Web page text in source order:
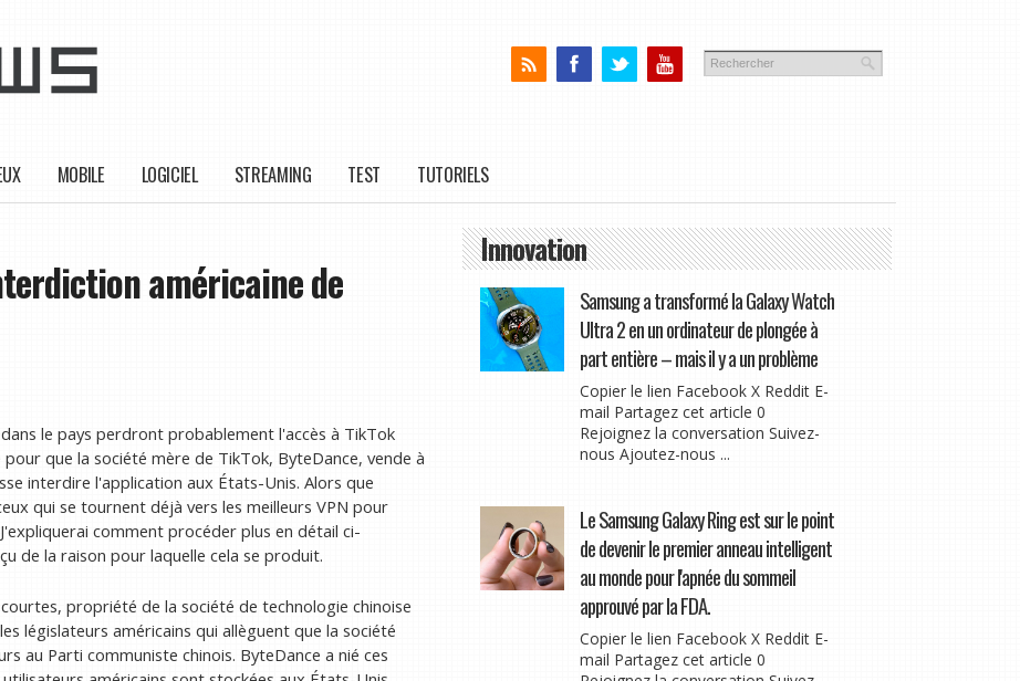
MOBILE LOGICIEL STREAMING TEST TUTORIELS
américaine de
le pays perdront probablement l'accès à TikTok
que la société mère de TikTok, ByteDance, vende à
interdire l'application aux États-Unis. Alors que
qui se tournent déjà vers les meilleurs VPN pour
comment procéder plus en détail ci-
de la raison pour laquelle cela se produit.
propriété de la société de technologie chinoise
législateurs américains qui allèguent que la société
au Parti communiste chinois. ByteDance a nié ces
Innovation
Samsung a transformé la Galaxy Watch
Ultra 2 en un ordinateur de plongée à
part entière – mais il y a un problème
Copier le lien Facebook X Reddit E-
mail Partagez cet article 0
Rejoignez la conversation Suivez-
nous Ajoutez-nous ...
Le Samsung Galaxy Ring est sur le point
de devenir le premier anneau intelligent
au monde pour l'apnée du sommeil
approuvé par la FDA.
Copier le lien Facebook X Reddit E-
mail Partagez cet article 0